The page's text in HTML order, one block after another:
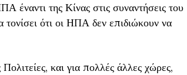
έναντι της Κίνας στις συναντήσεις του
τονίσει ότι οι ΗΠΑ δεν επιδιώκουν να
και για πολλές άλλες χώρες,